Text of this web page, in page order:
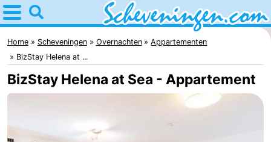
Home
Scheveningen
Tips
Voor
Home Scheveningen Overnachten
Appartementen
BizStay Helena at ...
BizStay Helena at Sea - Appartement